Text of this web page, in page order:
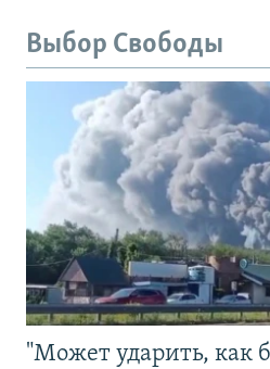
Выбор Свободы
"Может ударить, как